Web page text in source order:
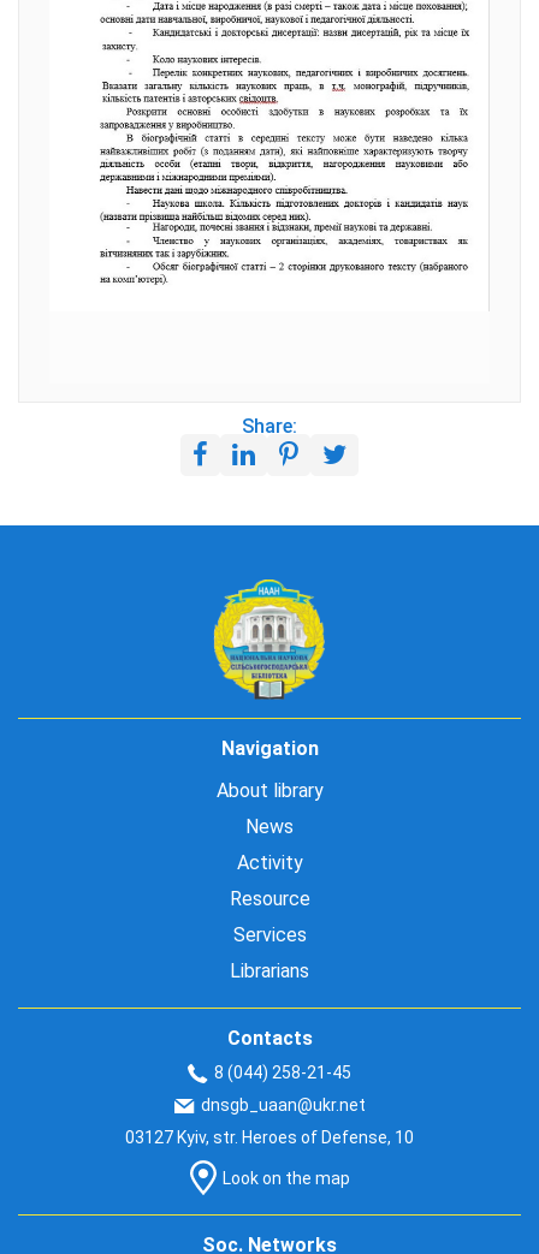
Share:
Navigation
About library
News
Activity
Resource
Services
Librarians
Contacts
8 (044) 258-21-45
dnsgb_uaan@ukr.net
03127 Kyiv, str. Heroes of Defense, 10
Look on the map
Soc. Networks